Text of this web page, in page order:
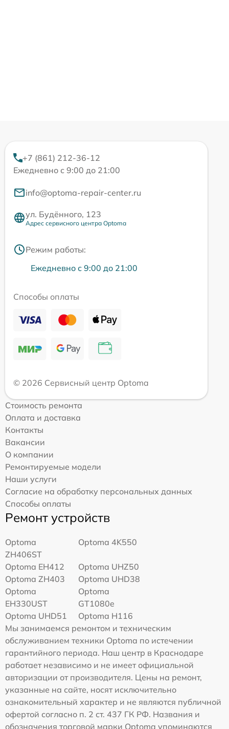
+7 (861) 212-36-12
Ежедневно с 9:00 до 21:00
info@optoma-repair-center.ru
ул. Будённого, 123
Адрес сервисного центра Optoma
Режим работы:
Ежедневно с 9:00 до 21:00
Способы оплаты
© 2026 Сервисный центр Optoma
Стоимость ремонта
Оплата и доставка
Контакты
Вакансии
О компании
Ремонтируемые модели
Наши услуги
Согласие на обработку персональных данных
Способы оплаты
Ремонт устройств
Optoma
ZH406ST
Optoma 4K550
Optoma EH412
Optoma UHZ50
Optoma ZH403
Optoma UHD38
Optoma
EH330UST
Optoma
GT1080e
Optoma UHD51
Optoma H116
Мы занимаемся ремонтом и техническим
обслуживанием техники Optoma по истечении
гарантийного периода. Наш центр в Краснодаре
работает независимо и не имеет официальной
авторизации от производителя. Цены на ремонт,
указанные на сайте, носят исключительно
ознакомительный характер и не являются публичной
офертой согласно п. 2 ст. 437 ГК РФ. Названия и
обозначения торговой марки Optoma упоминаются